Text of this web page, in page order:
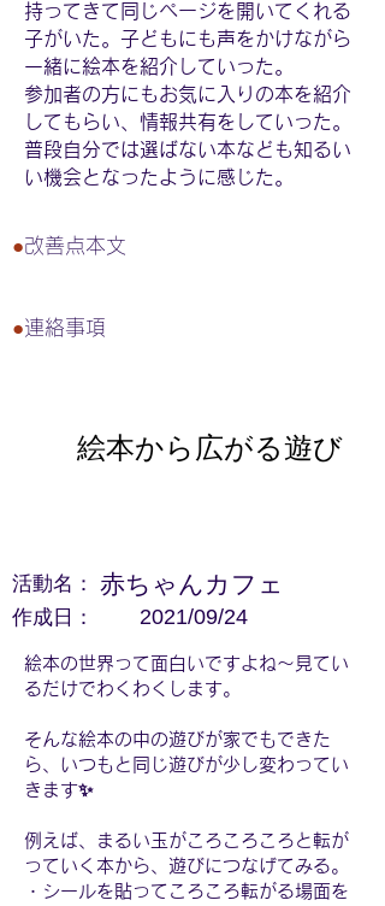
持ってきて同じページを開いてくれる
子がいた。子どもにも声をかけながら
一緒に絵本を紹介していった。
参加者の方にもお気に入りの本を紹介
してもらい、情報共有をしていった。
普段自分では選ばない本なども知るい
い機会となったように感じた。
●改善点本文
●連絡事項
絵本から広がる遊び
活動名： 赤ちゃんカフェ
作成日： 2021/09/24
絵本の世界って面白いですよね～見てい
るだけでわくわくします。
そんな絵本の中の遊びが家でもできた
ら、いつもと同じ遊びが少し変わってい
きます✨
例えば、まるい玉がころころころと転が
っていく本から、遊びにつなげてみる。
・シールを貼ってころころ転がる場面を